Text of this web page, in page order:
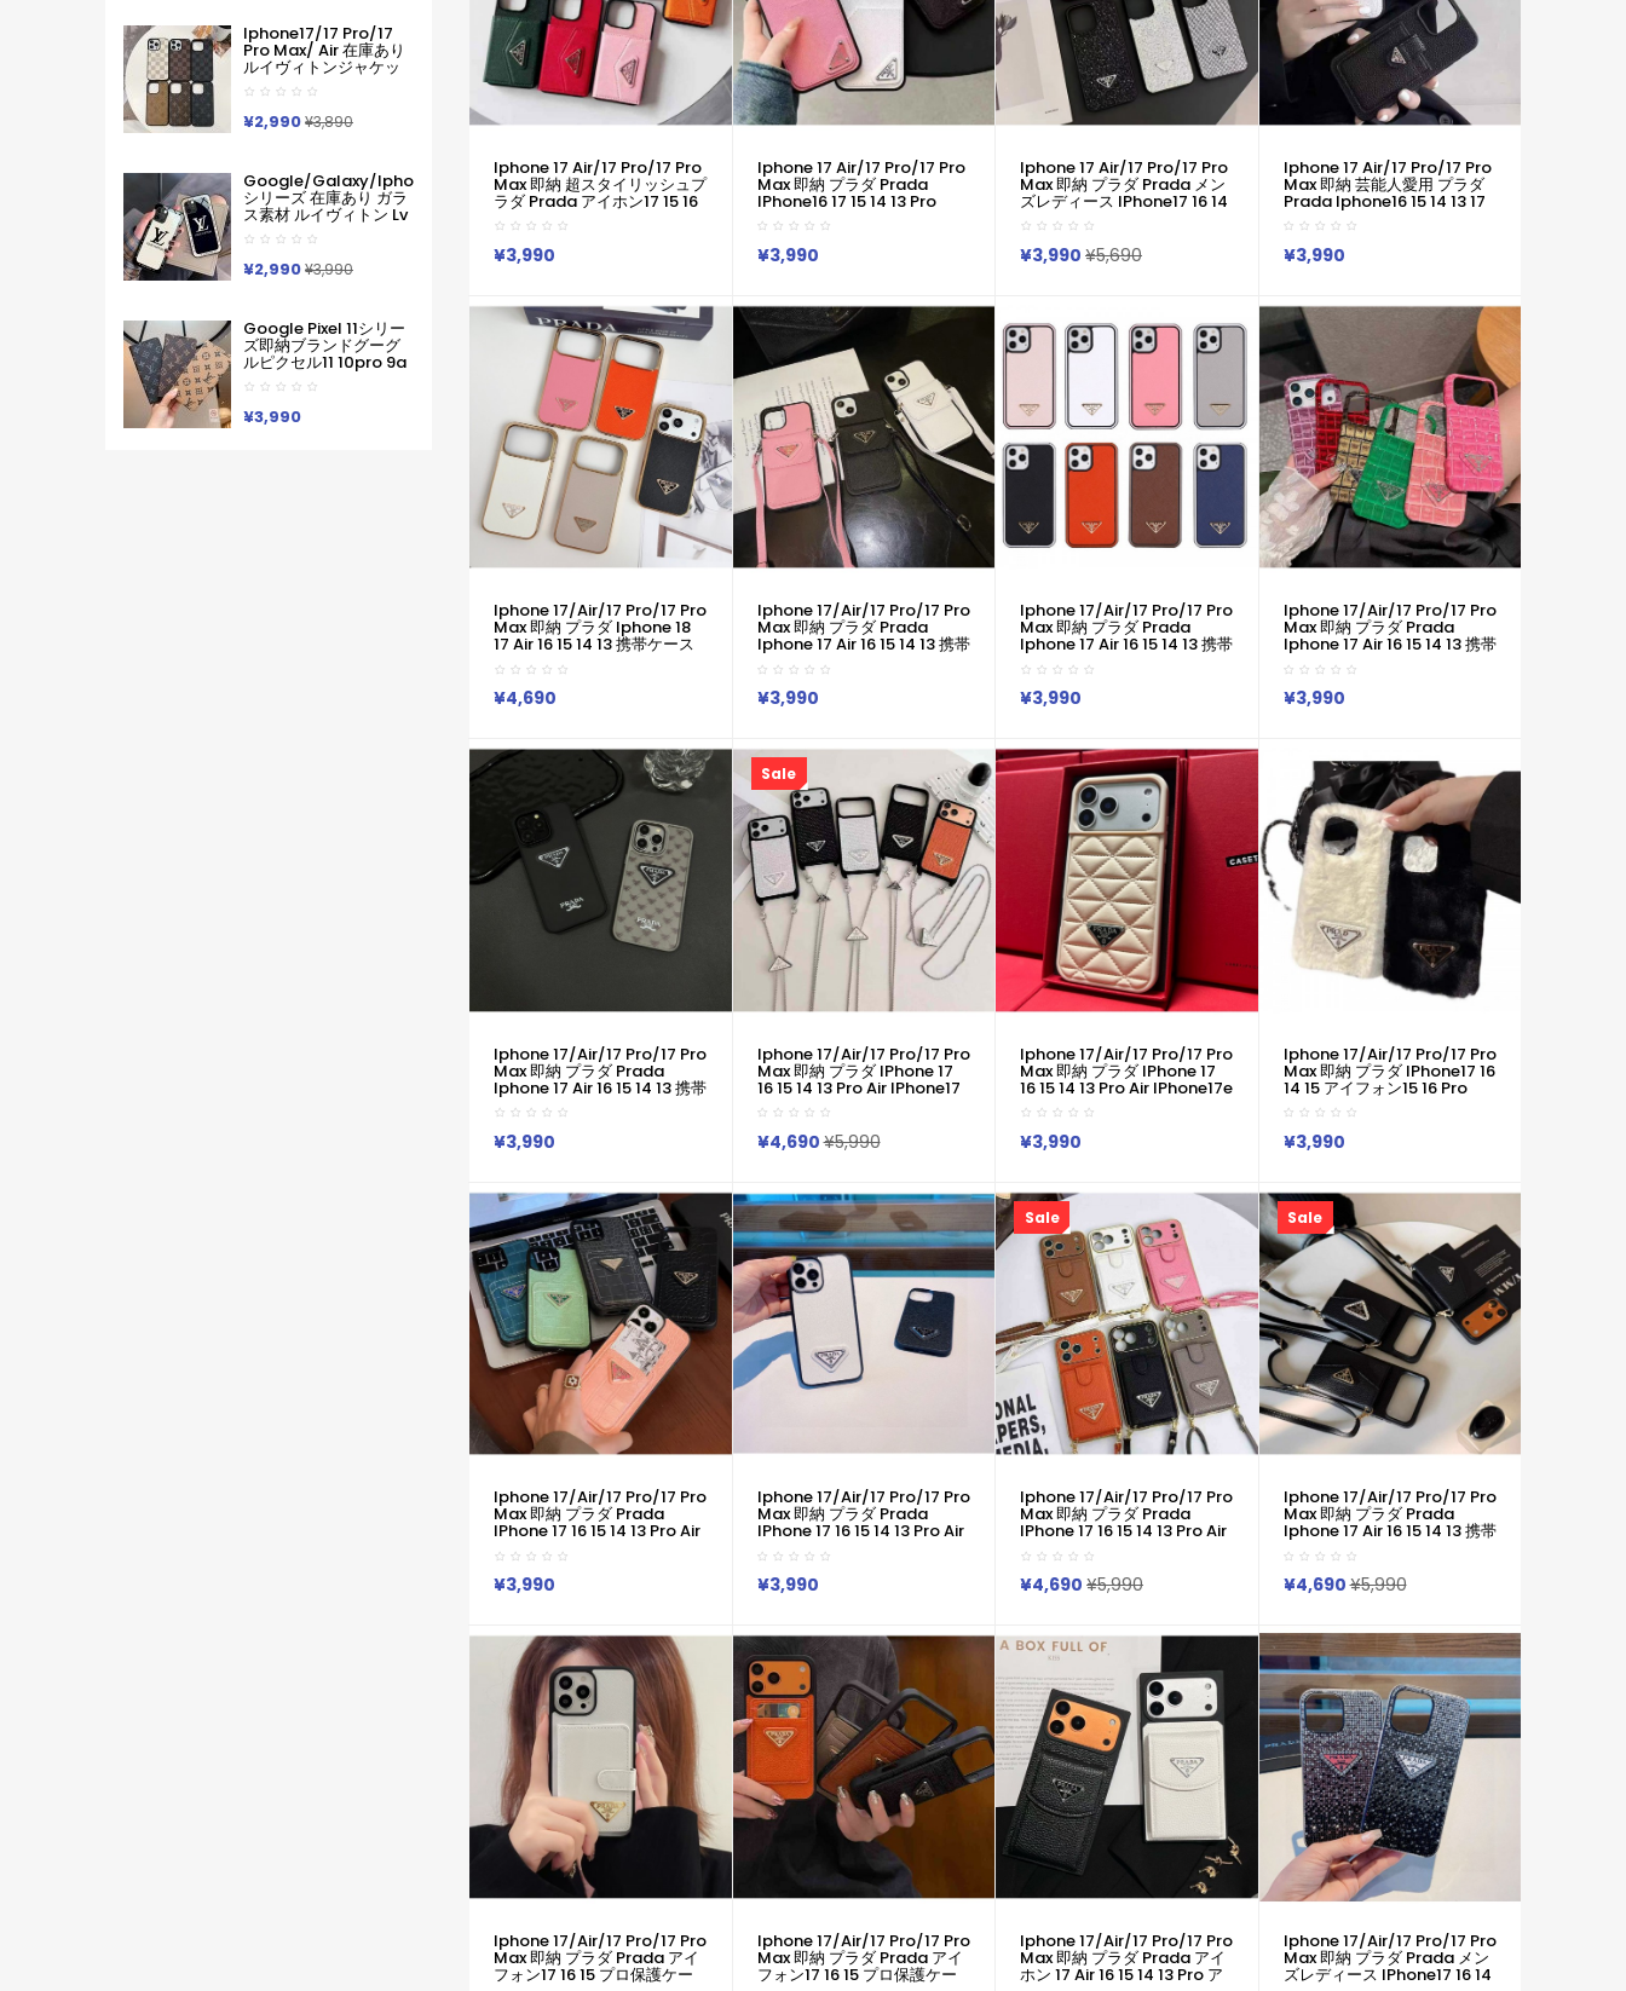
番プリント ルイヴィト
ンGooglePixel6 Pixel7
Pixel8 9グーグ熊柄ル
ピクセル スマホケース
軽い 薄い ハードケース
Iphone/galaxy/xperia/google
Pixelなど全機種対応
Iphone17/17 Pro/17
Pro Max/ Air 在庫あり
ルイヴィトンジャケッ
ト型モノグラムダミエ
アイホンケース17 16 15
14 Pro Max 15 Plus 激
安革製メンズレディー
Max 16 15 Pro Maxケー
スカバー
¥2,990¥3,890
Google/galaxy/iphone
シリーズ 在庫あり ガラ
ス素材 ルイヴィトン Lv
Google Pixel 10a 10
Pro Xl 9a 8 7 Galaxy
A36 S26 Ultra S25 ア
イフォン17 Pro Max 16
ースサムソン ギャラク
シー S26 S25s24 S23
Ultraケース ルイヴィト
ン Lv ブランド レディー
ス男性女性 Google
¥2,990¥3,990
Google Pixel 11シリー
ズ即納ブランドグーグ
ルピクセル11 10pro 9a
8 Pro 7a 9proXL 手帳
型GalaxyS25 S26 S24
A55 A54 A53 アイフォ
ン16 15 18 17ケースルイ
Iphone/Galaxy/Xperia/Google
¥3,990
Iphone 17 Air/17 Pro/17 Pro
Max 即納 超スタイリッシュプ
ラダ Prada アイホン17 15 16
Pro Max携帯ケース 大人気 プ
ラダ Prada IPhone 17 Air 15
16 Plus ケース カジュアル プ
ラダ Prada アイホン13 15 16
Iphone 17 15pro/16 Pro Max
14 13 携帯ケース 合わせ易い
¥3,990
Iphone 17 Air/17 Pro/17 Pro
Max 即納 プラダ Prada
IPhone16 17 15 14 13 Pro
IPhone16 15 17 Pro 8 SE ケー
スプラダ Prada IPhone14 15
16 Pro Maxケース 女子 かわ
いい おしゃれ プラダ Prada
Plus 13 12 Pro Max 11 Pro XR
XS スマホケース
¥3,990
Iphone 17 Air/17 Pro/17 Pro
Max 即納 プラダ Prada メン
ズレディース IPhone17 16 14
15 アイフォン15 16 Pro Max
ケース プラダ Prada IPhone
17 Air 16 14 Pro IPhone16 15
IPhone SE 第3世代 IPhone8
ケース 新作 芸能人愛用
¥3,990 ¥5,690
Iphone 17 Air/17 Pro/17 Pro
Max 即納 芸能人愛用 プラダ
Prada Iphone16 15 14 13 17
携帯ケースプラダ Prada アイ
ホン17 16 14 15 Pro Max ケー
スカバー 上品 プラダ Prada
Iphone17 Air 16 15 14 13pro
ン16 15 14 13 12 17 Airケース
全面保護限定版 ビジネス風
¥3,990
Iphone 17/air/17 Pro/17 Pro
Max 即納 プラダ Iphone 18
17 Air 16 15 14 13 携帯ケース
プラダ サフィアーノ三角ロゴ
金縁ケースプラダ Prada アイ
ホン18 17 16 14 15 Pro Max
Air ケースカバー 芸能人愛用
Max 16 15 14 13pro Maxケー
ス プラダ アイホン 18 17e 16
15 14 13 12 Airケース 全面保護
限定版 ビジネス風
¥4,690
Iphone 17/air/17 Pro/17 Pro
Max 即納 プラダ Prada
Iphone 17 Air 16 15 14 13 携帯
ケースプラダ Prada アイホン
17 16 14 15 Pro Max Air ケー
スカバー 芸能人愛用 上品 プ
ラダ Prada Iphone17 Pro
ス プラダ Prada アイホン 17
16 15 14 13 12 Airケース プラ
ダ トライアングル ロゴ 再
現！
¥3,990
Iphone 17/air/17 Pro/17 Pro
Max 即納 プラダ Prada
Iphone 17 Air 16 15 14 13 携帯
ケースプラダ Prada アイホン
17 16 14 15 Pro Max Air ケー
スカバー 芸能人愛用 上品 プ
ラダ Prada Iphone17 Pro
ス プラダ Prada アイホン 17
16 15 14 13 12 Airケース 全面
保護限定版 ビジネス風
¥3,990
Iphone 17/air/17 Pro/17 Pro
Max 即納 プラダ Prada
Iphone 17 Air 16 15 14 13 携帯
ケースプラダ Prada アイホン
17 16 14 15 Pro Max Air ケー
スカバー 芸能人愛用 上品 プ
ラダ Prada Iphone17 Pro
16 15 14 13 12 Airケース 全面
保護限定版 ビジネス風
¥3,990
Iphone 17/air/17 Pro/17 Pro
Max 即納 プラダ Prada
Iphone 17 Air 16 15 14 13 携帯
ケースプラダ トライアングル
ロゴ スマホケース Prada ア
イホン17 16 14 15 Pro Max Air
ケースカバー Prada
13pro Maxケース プラダ
Prada アイホン 17e 16 15 14
13 12 Airケース 全面保護限定
版 ビジネス風
¥3,990
Sale
Iphone 17/air/17 Pro/17 Pro
Max 即納 プラダ IPhone 17
16 15 14 13 Pro Air IPhone17
16 15 Pro 8 SE ケース プラダ
風クリスタルエンボス / グレ
インレザー調トライアングル
ロゴメタルチェーン付きケー
16 Pro Maxケース プラダ ア
イフォン17 Air 16 15 14 Plus
13 12 Pro Max 11 Pro XR XS
スマホケース
¥4,690¥5,990
Iphone 17/air/17 Pro/17 Pro
Max 即納 プラダ IPhone 17
16 15 14 13 Pro Air IPhone17e
16 15 Pro 8 SE ケース Prada
IPhone17 Air 14 15 16 Pro
Maxケース プラダ風キルティ
ングトライアングルロゴケー
15 14 Plus 13 12 Pro Max 11
Pro XR XS スマホケース
¥3,990
Iphone 17/air/17 Pro/17 Pro
Max 即納 プラダ IPhone17 16
14 15 アイフォン15 16 Pro
Maxケース プラダのファー三
角ロゴケース メンズレディー
ス Prada IPhone Air 17 16 14
Pro IPhone16 15 IPhone SE
スマホケース プラダ アイホン
Air 17 16 14 15 プロマックスケ
ース 新作 芸能人愛用
¥3,990
Iphone 17/air/17 Pro/17 Pro
Max 即納 プラダ Prada
IPhone 17 16 15 14 13 Pro Air
IPhone17 16 15 Pro 8 SE ケー
スプラダ Prada IPhone17 Air
14 15 16 Pro Maxケース 女子
かわいい おしゃれ プラダ
14 Plus 13 12 Pro Max 11 Pro
XR XS スマホケース
¥3,990
Iphone 17/air/17 Pro/17 Pro
Max 即納 プラダ Prada
IPhone 17 16 15 14 13 Pro Air
IPhone17 16 15 Pro 8 SE ケー
スプラダ Prada IPhone17 Air
14 15 16 Pro Maxケース 女子
かわいい おしゃれ プラダ
14 Plus 13 12 Pro Max 11 Pro
XR XS スマホケース プラダ ト
ライアングルロゴ×編み目テ
クスチャー！
¥3,990
Sale
Iphone 17/air/17 Pro/17 Pro
Max 即納 プラダ Prada
IPhone 17 16 15 14 13 Pro Air
IPhone17e 16 15 Pro 8 SE ケ
ースプラダ Prada IPhone17
Air 14 15 16 Pro Maxケース 女
子 かわいい おしゃれ プラダ
14 Plus 13 12 Pro Max 11 Pro
XR XS スマホケース
¥4,690 ¥5,990
Sale
Iphone 17/air/17 Pro/17 Pro
Max 即納 プラダ Prada
Iphone 17 Air 16 15 14 13 携帯
ケースプラダ 逆三角形ロゴ シ
ョルダーカードケース Prada
アイホン17 16 14 15 Pro Max
Air ケースカバー 芸能人愛用
Max 16 15 14 13pro Maxケー
ス プラダ アイホン 17e 16 15
14 13 12 Airケース 全面保護限
定版 ビジネス風
¥4,690¥5,990
Iphone 17/air/17 Pro/17 Pro
Max 即納 プラダ Prada アイ
フォン17 16 15 プロ保護ケー
Iphone 17/air/17 Pro/17 Pro
Max 即納 プラダ Prada アイ
フォン17 16 15 プロ保護ケー
Iphone 17/air/17 Pro/17 Pro
Max 即納 プラダ Prada アイ
ホン 17 Air 16 15 14 13 Pro ア
Iphone 17/air/17 Pro/17 Pro
Max 即納 プラダ Prada メン
ズレディース IPhone17 16 14